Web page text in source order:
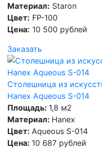
Материал: Staron
Цвет: FP-100
Цена: 10 500 рублей
Заказать
Столешница из
Hanex Aqueous S-014
Площадь: 1,8 м2
Материал: Hanex
Цвет: Aqueous S-014
Цена: 10 687 рублей